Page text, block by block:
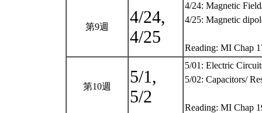
第9週
4/24,
4/25
4/24: Magnetic
4/25: Magnetic
Reading: MI Chap
第10週
5/1,
5/2
5/01: Electric
5/02: Capacitors/
Reading: MI Chap